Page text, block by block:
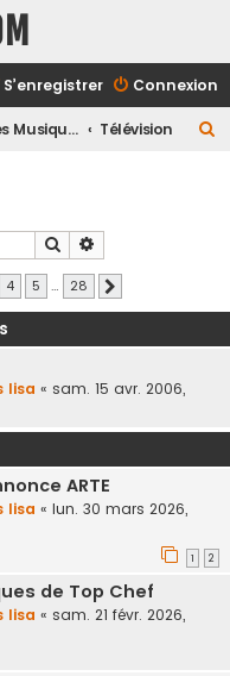
Connexion
S’enregistrer
Les Musiques Diverses Télévision
c
h
Rechercher
4 5 … 28
lisa « sam. 15 avr. 2006,
ARTE
lisa « lun. 30 mars 2026,
1 2
de Top Chef
lisa « sam. 21 févr. 2026,